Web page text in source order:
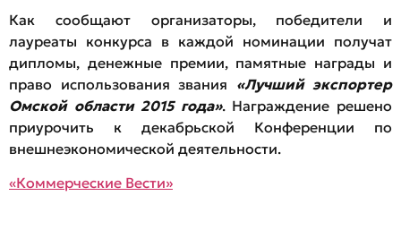
Как сообщают организаторы, победители и
лауреаты конкурса в каждой номинации получат
дипломы, денежные премии, памятные награды и
право использования звания «Лучший экспортер
Омской области 2015 года». Награждение решено
приурочить к декабрьской Конференции по
внешнеэкономической деятельности.
«Коммерческие Вести»